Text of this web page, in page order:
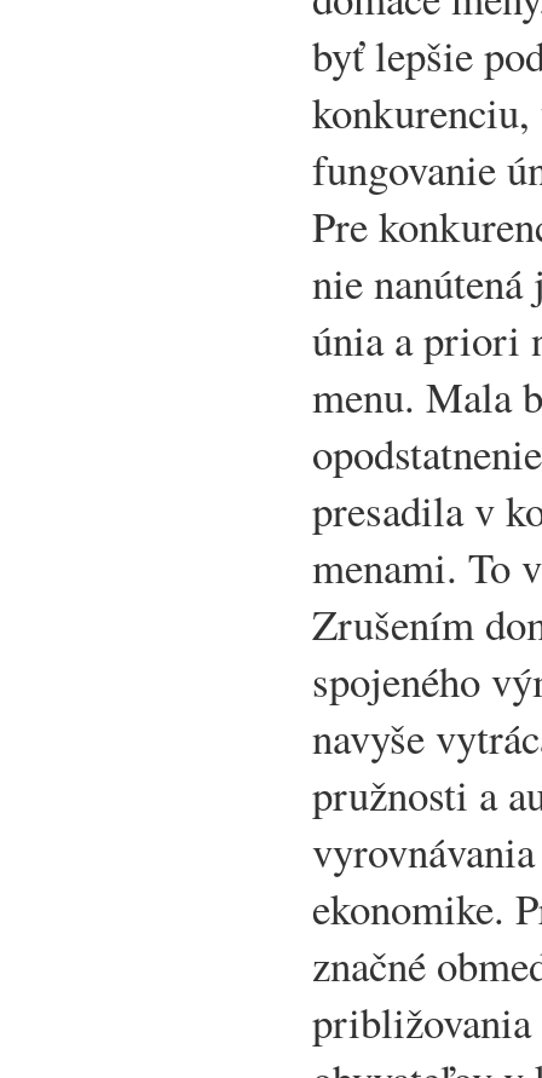
byť lepšie
fungovanie
Pre
nie nanútená
únia a priori
menu. Mala
presadila v
menami. To
Zrušením
spojeného
navyše
pružnosti a
ekonomike.
značné